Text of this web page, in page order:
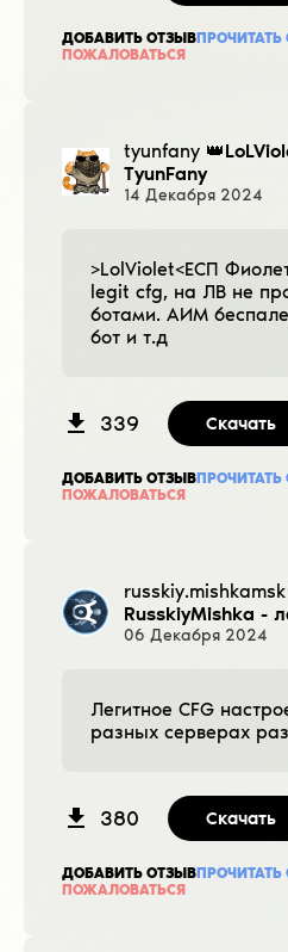
ДОБАВИТЬ ОТЗЫВПРОЧИТАТЬ
ПОЖАЛОВАТЬСЯ
tyunfany
TyunFany
14 Декабря 2024
>LolViolet<ЕСП
legit cfg, на ЛВ не
ботами. АИМ
бот и т.д
339 Скачать
ДОБАВИТЬ ОТЗЫВПРОЧИТАТЬ
ПОЖАЛОВАТЬСЯ
russkiy.mishkamsk
RusskiyMishka -
06 Декабря 2024
Легитное CFG
разных серверах
380 Скачать
ДОБАВИТЬ ОТЗЫВПРОЧИТАТЬ
ПОЖАЛОВАТЬСЯ